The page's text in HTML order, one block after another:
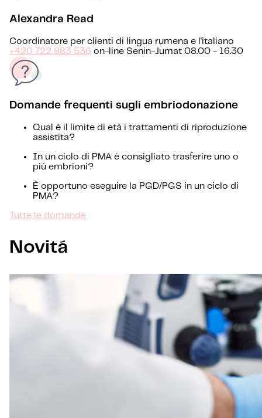
Alexandra Read
Coordinatore per clienti di lingua rumena e l'italiano
+420 722 983 536 on-line Senin-Jumat 08.00 - 16.30
Domande frequenti sugli embriodonazione
Qual è il limite di età i trattamenti di riproduzione
assistita?
In un ciclo di PMA è consigliato trasferire uno o
più embrioni?
È opportuno eseguire la PGD/PGS in un ciclo di
PMA?
Tutte le domande
Novitá